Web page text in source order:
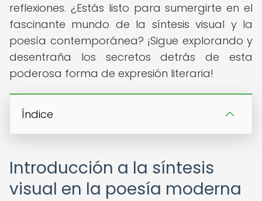
reflexiones. ¿Estás listo para sumergirte en el
fascinante mundo de la síntesis visual y la
poesía contemporánea? ¡Sigue explorando y
desentraña los secretos detrás de esta
poderosa forma de expresión literaria!
Índice
Introducción a la síntesis
visual en la poesía moderna